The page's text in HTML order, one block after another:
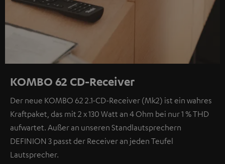
KOMBO 62 CD-Receiver
Der neue KOMBO 62 2.1-CD-Receiver (Mk2) ist ein wahres
Kraftpaket, das mit 2 x 130 Watt an 4 Ohm bei nur 1 % THD
aufwartet. Außer an unseren Standlautsprechern
DEFINION 3 passt der Receiver an jeden Teufel
Lautsprecher.